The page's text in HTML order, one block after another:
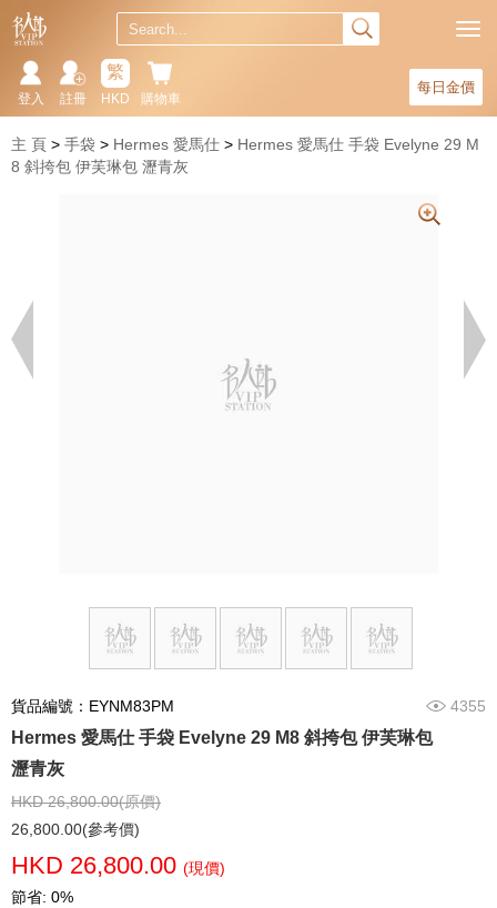
每日金價
購物車
繁
HKD
註冊
登入
主 頁 手袋 Hermes 愛馬仕
Hermes 愛馬仕 手袋 Evelyne 29 M
8 斜挎包 伊芙琳包 瀝青灰
貨品編號：EYNM83PM 4355
Hermes 愛馬仕 手袋 Evelyne 29 M8 斜挎包 伊芙琳包
瀝青灰
HKD 26,800.00(原價)
26,800.00(參考價)
HKD 26,800.00 (現價)
節省: 0%